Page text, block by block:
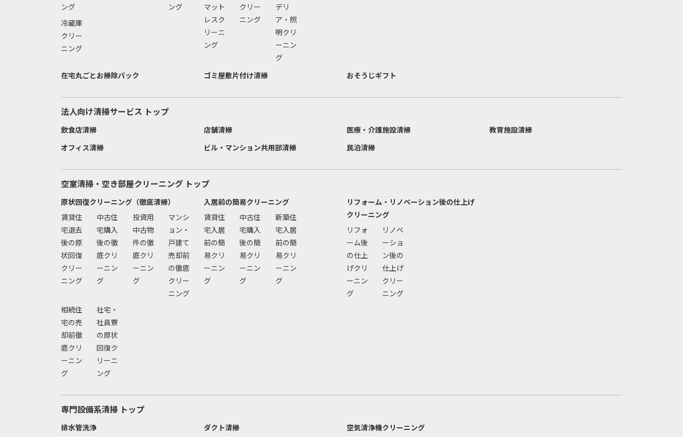
ング
ング
冷蔵庫
クリー
ニング
マット
レスク
リーニ
ング
クリー
ニング
デリ
ア・照
明クリ
ーニン
グ
在宅丸ごとお掃除パック ゴミ屋敷片付け清掃 おそうじギフト
法人向け清掃サービス トップ
飲食店清掃 店舗清掃 医療・介護施設清掃
教育施設清掃
オフィス清掃
ビル・マンション共用部清掃 民泊清掃
空室清掃・空き部屋クリーニング トップ
原状回復クリーニング（徹底清掃）
賃貸住
宅退去
後の原
状回復
クリー
ニング
中古住
宅購入
後の徹
底クリ
ーニン
グ
投資用
中古物
件の徹
底クリ
ーニン
グ
マンシ
ョン・
戸建て
売却前
の徹底
クリー
ニング
相続住
宅の売
却前徹
底クリ
ーニン
グ
社宅・
社員寮
の原状
回復ク
リーニ
ング
入居前の簡易クリーニング
賃貸住
宅入居
前の簡
易クリ
ーニン
グ
中古住
宅購入
後の簡
易クリ
ーニン
グ
新築住
宅入居
前の簡
易クリ
ーニン
グ
リフォーム・リノベーション後の仕上げ
クリーニング
リフォ
ーム後
の仕上
げクリ
ーニン
グ
リノベ
ーショ
ン後の
仕上げ
クリー
ニング
専門設備系清掃 トップ
排水管洗浄 ダクト清掃 空気清浄機クリーニング